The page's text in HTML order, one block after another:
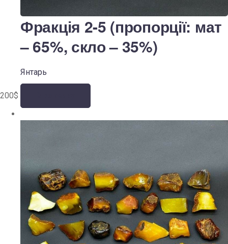
Фракція 2-5 (пропорції: мат
– 65%, скло – 35%)
Янтарь
200$